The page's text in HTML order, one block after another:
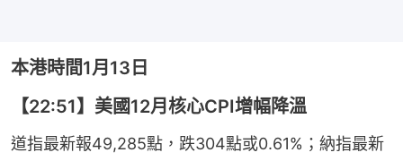
本港時間1月13日
【22:51】美國12月核心CPI增幅降溫
道指最新報49,285點，跌304點或0.61%；納指最新